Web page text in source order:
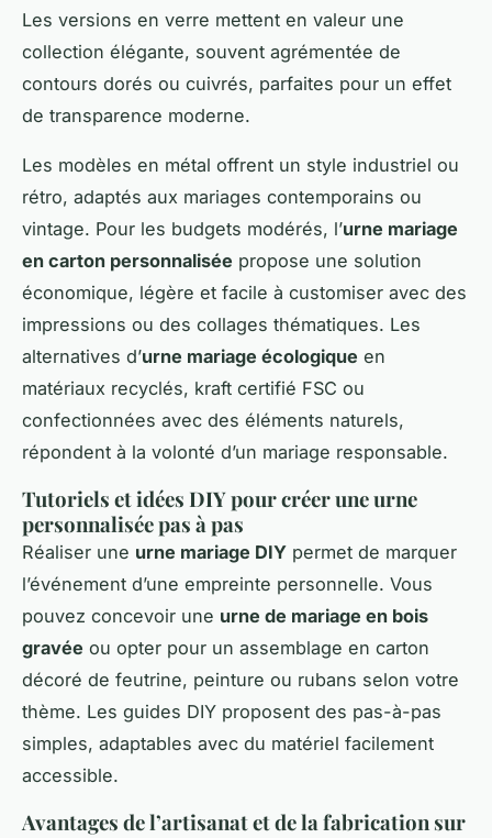
Les versions en verre mettent en valeur une
collection élégante, souvent agrémentée de
contours dorés ou cuivrés, parfaites pour un effet
de transparence moderne.
Les modèles en métal offrent un style industriel ou
rétro, adaptés aux mariages contemporains ou
vintage. Pour les budgets modérés, l’urne mariage
en carton personnalisée propose une solution
économique, légère et facile à customiser avec des
impressions ou des collages thématiques. Les
alternatives d’urne mariage écologique en
matériaux recyclés, kraft certifié FSC ou
confectionnées avec des éléments naturels,
répondent à la volonté d’un mariage responsable.
Tutoriels et idées DIY pour créer une urne
personnalisée pas à pas
Réaliser une urne mariage DIY permet de marquer
l’événement d’une empreinte personnelle. Vous
pouvez concevoir une urne de mariage en bois
gravée ou opter pour un assemblage en carton
décoré de feutrine, peinture ou rubans selon votre
thème. Les guides DIY proposent des pas-à-pas
simples, adaptables avec du matériel facilement
accessible.
Avantages de l’artisanat et de la fabrication sur